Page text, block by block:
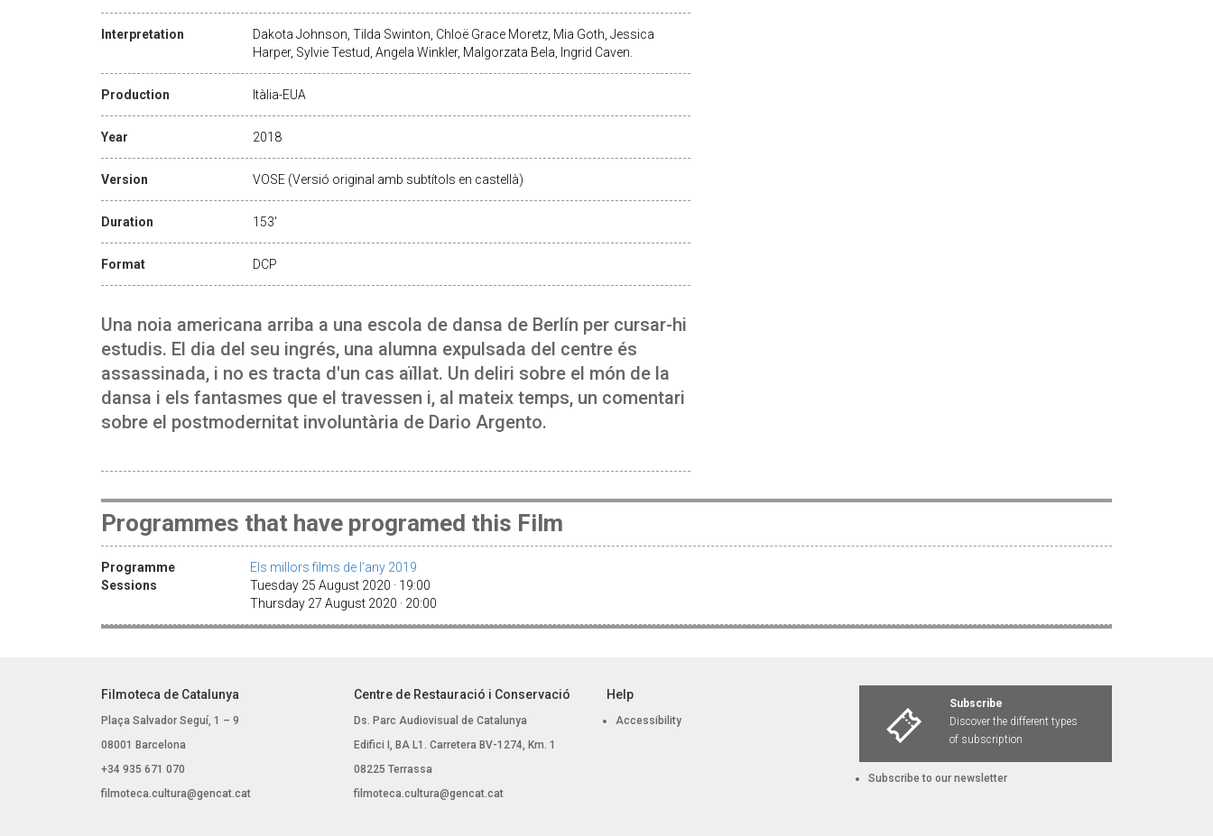
Interpretation
Dakota Johnson, Tilda Swinton, Chloë Grace Moretz, Mia Goth, Jessica
Harper, Sylvie Testud, Angela Winkler, Malgorzata Bela, Ingrid Caven.
Production Itàlia-EUA
Year 2018
Version VOSE (Versió original amb subtítols en castellà)
Duration 153'
Format DCP
Una noia americana arriba a una escola de dansa de Berlín per cursar-hi
estudis. El dia del seu ingrés, una alumna expulsada del centre és
assassinada, i no es tracta d'un cas aïllat. Un deliri sobre el món de la
dansa i els fantasmes que el travessen i, al mateix temps, un comentari
sobre el postmodernitat involuntària de Dario Argento.
Programmes that have programed this Film
Programme
Els millors films de l’any 2019
Sessions
Tuesday 25 August 2020 · 19:00
Thursday 27 August 2020 · 20:00
Filmoteca de Catalunya
Plaça Salvador Seguí, 1 – 9
08001 Barcelona
+34 935 671 070
filmoteca.cultura@gencat.cat
Centre de Restauració i Conservació
Ds. Parc Audiovisual de Catalunya
Edifici I, BA L1. Carretera BV-1274, Km. 1
08225 Terrassa
filmoteca.cultura@gencat.cat
Help
Accessibility
Subscribe
Discover the different types
of subscription
Subscribe to our newsletter